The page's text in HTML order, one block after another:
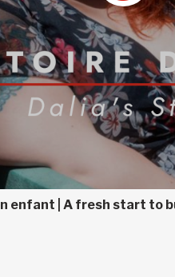
enfant | A fresh start to